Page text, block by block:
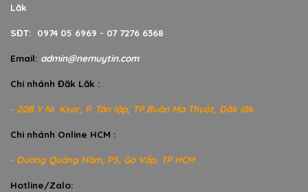
Lăk
SĐT: 0974 05 6969 - 07 7276 6368
Email: admin@nemuytin.com
Chi nhánh Đăk Lăk :
- 20B Y Ni Ksor, P. Tân lập, TP Buôn Ma Thuột, Đăk lăk
Chi nhánh Online HCM :
- Dương Quảng Hàm, P5, Gò Vấp, TP HCM
Hotline/Zalo: